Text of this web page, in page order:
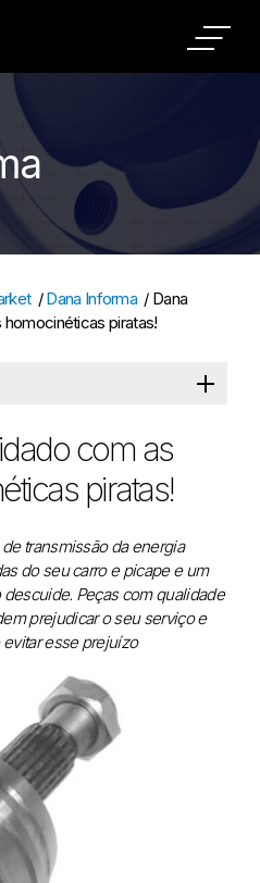
/Dana Informa / Dana
piratas!
com as
piratas!
transmissão da energia
do seu carro e picape e um
Peças com qualidade
prejudicar o seu serviço e
evitar esse prejuízo